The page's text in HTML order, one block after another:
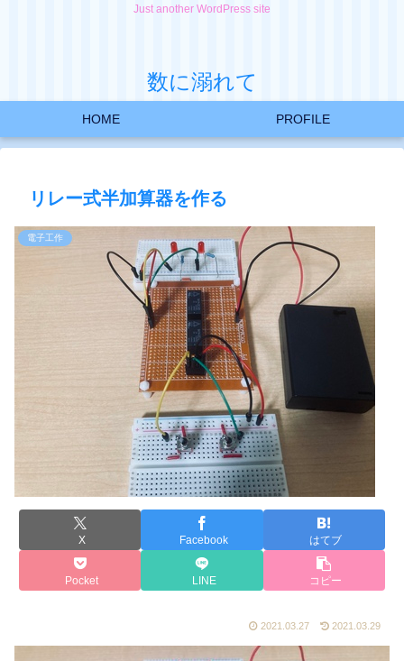
Just another WordPress site
数に溺れて
HOME PROFILE
リレー式半加算器を作る
電子工作
X Facebook はてブ
Pocket LINE コピー
2021.03.27 2021.03.29